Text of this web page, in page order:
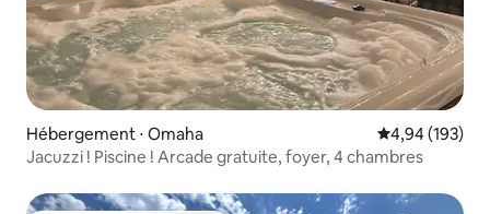
Hébergement ⋅ Omaha Évaluation
4,94 (193)
Jacuzzi ! Piscine ! Arcade gratuite, foyer, 4 chambres